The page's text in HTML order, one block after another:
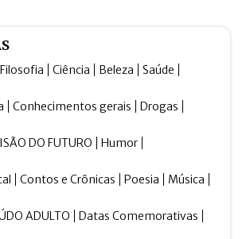
Filosofia Ciência Beleza Saúde
Conhecimentos gerais Drogas
DO FUTURO Humor
Contos e Crônicas Poesia Música
ADULTO Datas Comemorativas